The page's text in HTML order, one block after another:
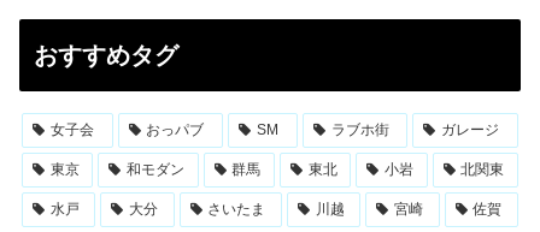
おすすめタグ
女子会 おっパブ SM ラブホ街 ガレージ
東京 和モダン 群馬 東北 小岩 北関東
水戸 大分 さいたま 川越 宮崎 佐賀